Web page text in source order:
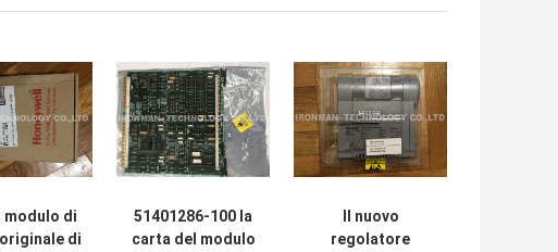
modulo di
di
51401286-100 la
carta del modulo
Il nuovo
regolatore